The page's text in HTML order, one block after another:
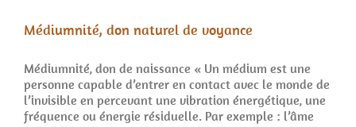
Médiumnité, don naturel de voyance
Médiumnité, don de naissance « Un médium est une
personne capable d’entrer en contact avec le monde de
l’invisible en percevant une vibration énergétique, une
fréquence ou énergie résiduelle. Par exemple : l’âme